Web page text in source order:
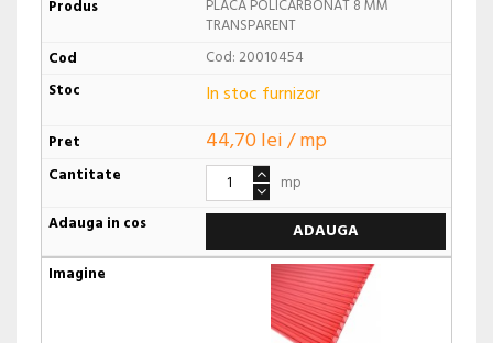
PLACA POLICARBONAT 8 MM
TRANSPARENT
Cod: 20010454
In stoc furnizor
44,70 lei / mp
mp
ADAUGA